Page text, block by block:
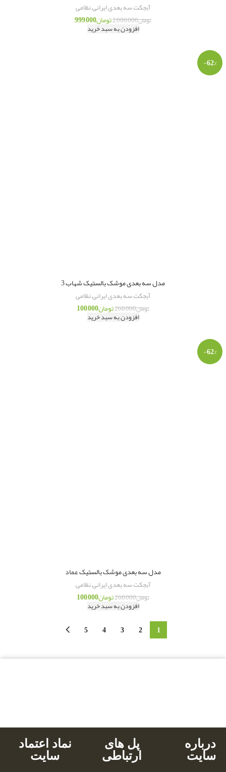
آبجکت سه بعدی ایرانی,نظامی
تومان2,000,000تومان999,000
افزودن به سبد خرید
-62%
مدل سه بعدی موشک بالستیک شهاب 3
آبجکت سه بعدی ایرانی,نظامی
تومان260,000تومان100,000
افزودن به سبد خرید
-62%
مدل سه بعدی موشک بالستیک عماد
آبجکت سه بعدی ایرانی,نظامی
تومان260,000تومان100,000
افزودن به سبد خرید
1
2
3
4
5
درباره
سایت
پل های
ارتباطی
نماد اعتماد
سایت